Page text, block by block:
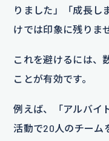
りました」「成長し
けでは印象に残りま
これを避けるには、
ことが有効です。
例えば、「アルバイ
活動で20人のチーム